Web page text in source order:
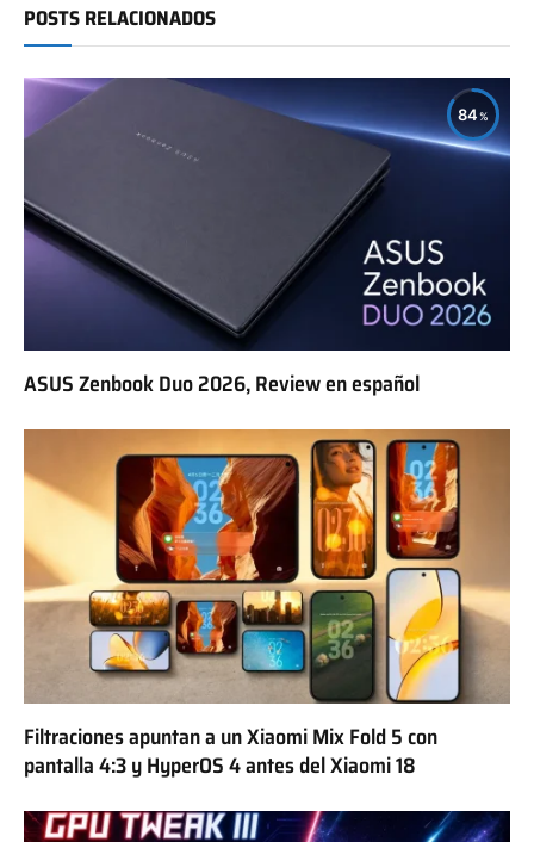
POSTS RELACIONADOS
84
ASUS Zenbook Duo 2026, Review en español
Filtraciones apuntan a un Xiaomi Mix Fold 5 con
pantalla 4:3 y HyperOS 4 antes del Xiaomi 18